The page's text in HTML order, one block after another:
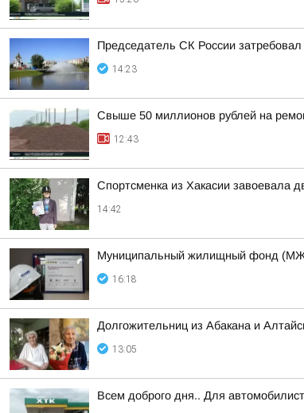
Председатель СК России
14:23
Свыше 50 миллионов рублей на
12:43
Спортсменка из Хакасии завоевала
14:42
Муниципальный жилищный фонд
16:18
Долгожительниц из Абакана и
13:05
Всем доброго дня.. Для